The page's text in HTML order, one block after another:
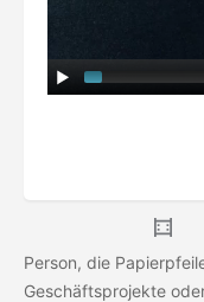
Person, die
Geschäftsprojekte